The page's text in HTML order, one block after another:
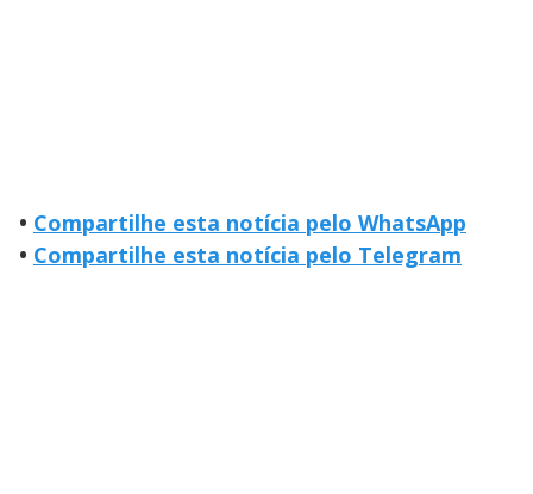
• Compartilhe esta notícia pelo WhatsApp
• Compartilhe esta notícia pelo Telegram